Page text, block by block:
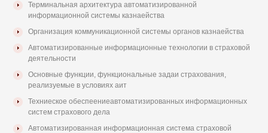
Терминальная архитектура автоматизированной
информационной системы казнаейства
Организация коммуникационной системы органов казнаейства
Автоматизированные информационные технологии в страховой
деятельности
Основные функции, функциональные задаи страхования,
реализуемые в условиях аит
Техниеское обеспеениеавтоматизированных информационных
систем страхового дела
Автоматизированная информационная система страховой